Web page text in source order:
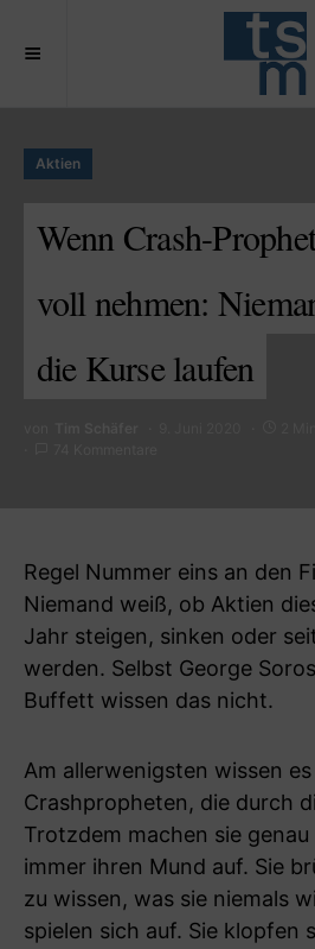
Aktien
Wenn Crash-
voll nehmen:
die Kurse laufen
Regel Nummer eins an den
Niemand weiß, ob Aktien
Jahr steigen, sinken oder
werden. Selbst George
Buffett wissen das nicht.
Am allerwenigsten wissen
Crashpropheten, die durch
Trotzdem machen sie
immer ihren Mund auf. Sie
zu wissen, was sie niemals
spielen sich auf. Sie klopfen